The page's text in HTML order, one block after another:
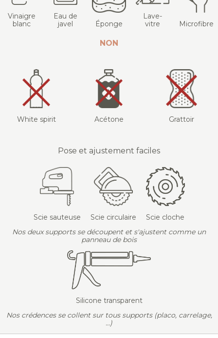
Vinaigre
blanc
Eau de
javel
Éponge
Lave-
vitre
Microfibre
NON
White spirit Acétone Grattoir
Pose et ajustement faciles
Scie sauteuse Scie circulaire
Scie cloche
Nos deux supports se découpent et s'ajustent comme un
panneau de bois
Silicone transparent
Nos crédences se collent sur tous supports (placo, carrelage,
...)